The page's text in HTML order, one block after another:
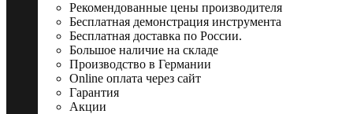
Рекомендованные цены производителя
Бесплатная демонстрация инструмента
Бесплатная доставка по России.
Большое наличие на складе
Производство в Германии
Online оплата через сайт
Гарантия
Акции